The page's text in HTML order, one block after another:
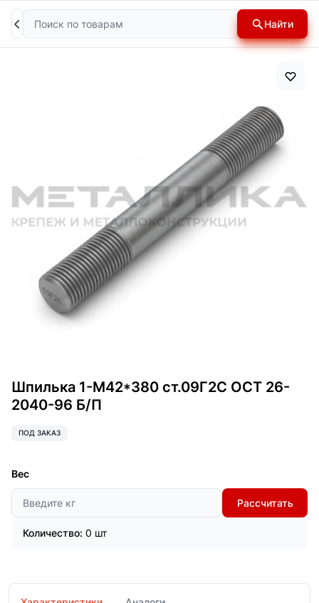
Поиск Найти
Шпилька 1-М42*380 ст.09Г2С ОСТ 26-
2040-96 Б/П
ПОД ЗАКАЗ
Вес
Рассчитать
Количество: 0 шт